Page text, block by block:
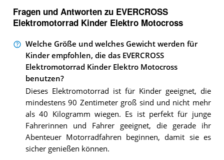
Fragen und Antworten zu EVERCROSS
Elektromotorrad Kinder Elektro Motocross
Welche Größe und welches Gewicht werden für
Kinder empfohlen, die das EVERCROSS
Elektromotorrad Kinder Elektro Motocross
benutzen?
Dieses Elektromotorrad ist für Kinder geeignet, die
mindestens 90 Zentimeter groß sind und nicht mehr
als 40 Kilogramm wiegen. Es ist perfekt für junge
Fahrerinnen und Fahrer geeignet, die gerade ihr
Abenteuer Motorradfahren beginnen, damit sie es
sicher genießen können.